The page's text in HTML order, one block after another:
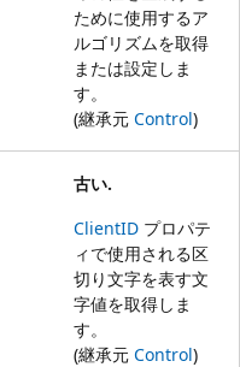
ために使用するア
ルゴリズムを取得
または設定しま
す。
(継承元 Control)
古い.
ClientID プロパテ
ィで使用される区
切り文字を表す文
字値を取得しま
す。
(継承元 Control)